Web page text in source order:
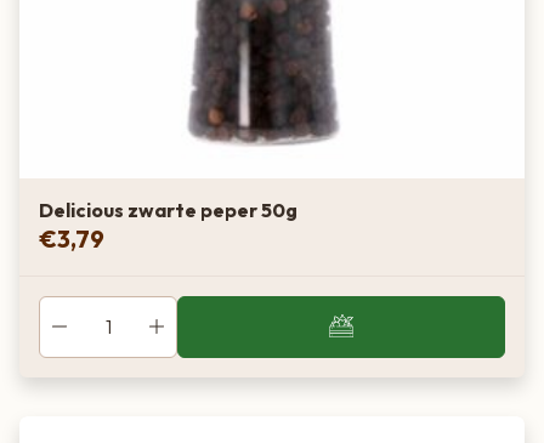
Delicious zwarte peper 50g
€3,79